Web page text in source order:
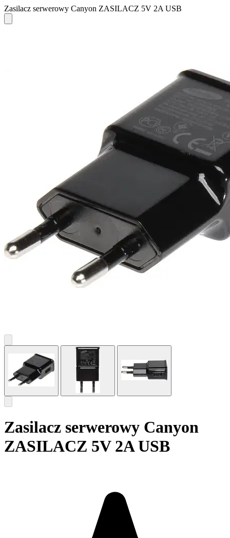
Zasilacz serwerowy Canyon ZASILACZ 5V 2A USB
Zasilacz serwerowy Canyon
ZASILACZ 5V 2A USB